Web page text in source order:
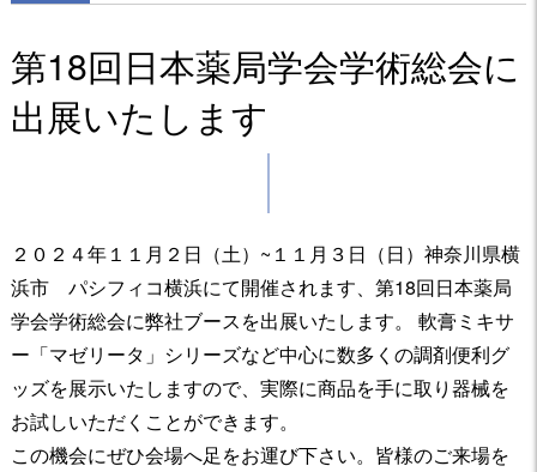
第18回日本薬局学会学術総会に
出展いたします
２０２４年１１月２日（土）~１１月３日（日）神奈川県横
浜市 パシフィコ横浜にて開催されます、第18回日本薬局
学会学術総会に弊社ブースを出展いたします。 軟膏ミキサ
ー「マゼリータ」シリーズなど中心に数多くの調剤便利グ
ッズを展示いたしますので、実際に商品を手に取り器械を
お試しいただくことができます。
この機会にぜひ会場へ足をお運び下さい。皆様のご来場を